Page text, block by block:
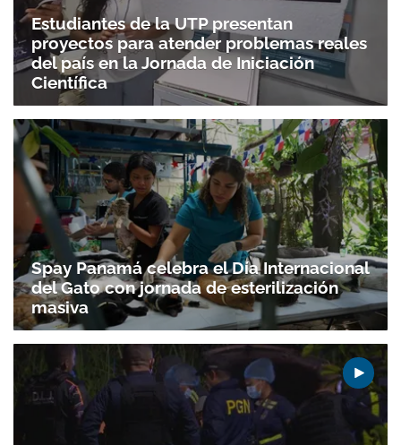
Gracias por suscribirte a nuestro boletín.
ACEPTAR
Estudiantes de la UTP presentan
proyectos para atender problemas reales
del país en la Jornada de Iniciación
Científica
Spay Panamá celebra el Día Internacional
del Gato con jornada de esterilización
masiva